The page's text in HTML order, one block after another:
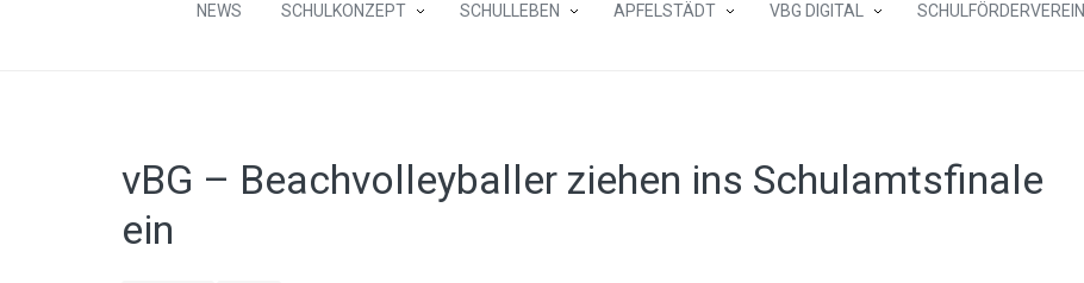
NEWS SCHULKONZEPT SCHULLEBEN APFELSTÄDT VBG DIGITAL SCHULFÖRDERVEREIN
vBG – Beachvolleyballer ziehen ins Schulamtsfinale
ein